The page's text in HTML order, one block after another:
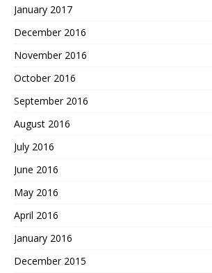
January 2017
December 2016
November 2016
October 2016
September 2016
August 2016
July 2016
June 2016
May 2016
April 2016
January 2016
December 2015